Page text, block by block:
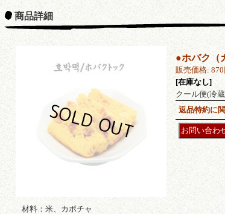
商品詳細
●ホバク（
販売価格: 870
[在庫なし]
クール便(冷
返品特約に
材料：米、カボチャ